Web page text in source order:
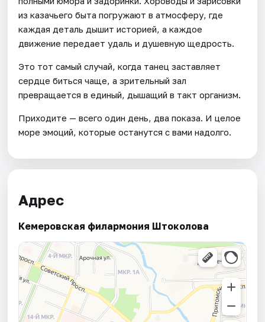
из казачьего быта погружают в атмосферу, где
каждая деталь дышит историей, а каждое
движение передает удаль и душевную щедрость.
Это тот самый случай, когда танец заставляет
сердце биться чаще, а зрительный зал
превращается в единый, дышащий в такт организм.
Приходите — всего один день, два показа. И целое
море эмоций, которые останутся с вами надолго.
Адрес
Кемеровская филармония Штоколова